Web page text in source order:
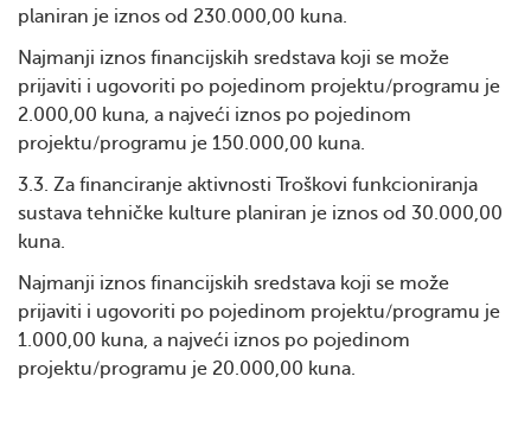
planiran je iznos od 230.000,00 kuna.
Najmanji iznos financijskih sredstava koji se može
prijaviti i ugovoriti po pojedinom projektu/programu je
2.000,00 kuna, a najveći iznos po pojedinom
projektu/programu je 150.000,00 kuna.
3.3. Za financiranje aktivnosti Troškovi funkcioniranja
sustava tehničke kulture planiran je iznos od 30.000,00
kuna.
Najmanji iznos financijskih sredstava koji se može
prijaviti i ugovoriti po pojedinom projektu/programu je
1.000,00 kuna, a najveći iznos po pojedinom
projektu/programu je 20.000,00 kuna.